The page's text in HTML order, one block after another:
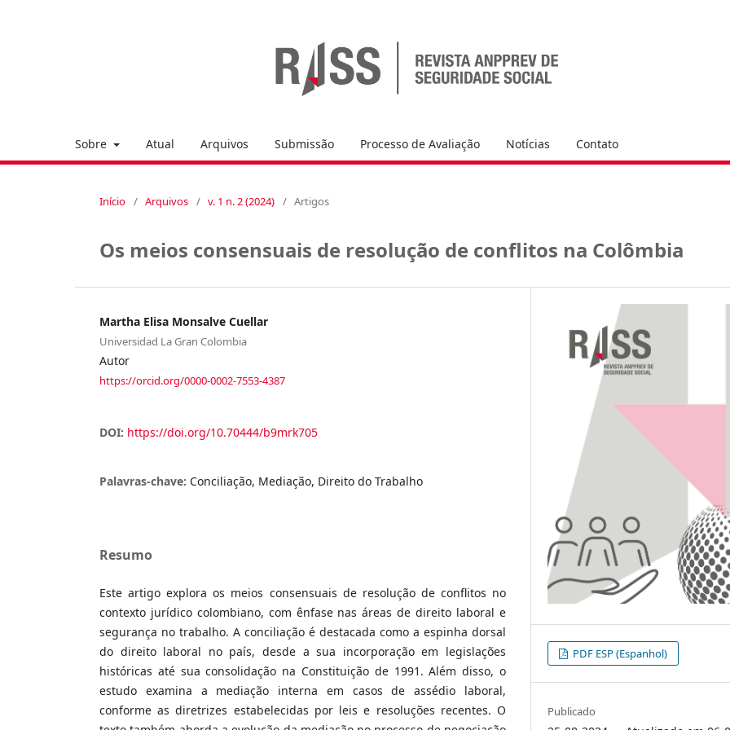
Sobre Atual Arquivos Submissão Processo de Avaliação Notícias Contato
Início / Arquivos / v. 1 n. 2 (2024) / Artigos
Os meios consensuais de resolução de conflitos na Colômbia
Martha Elisa Monsalve Cuellar
Universidad La Gran Colombia
Autor
https://orcid.org/0000-0002-7553-4387
DOI: https://doi.org/10.70444/b9mrk705
Palavras-chave: Conciliação, Mediação, Direito do Trabalho
Resumo
Este artigo explora os meios consensuais de resolução de conflitos no
contexto jurídico colombiano, com ênfase nas áreas de direito laboral e
segurança no trabalho. A conciliação é destacada como a espinha dorsal
do direito laboral no país, desde a sua incorporação em legislações
históricas até sua consolidação na Constituição de 1991. Além disso, o
estudo examina a mediação interna em casos de assédio laboral,
conforme as diretrizes estabelecidas por leis e resoluções recentes. O
PDF ESP (Espanhol)
Publicado